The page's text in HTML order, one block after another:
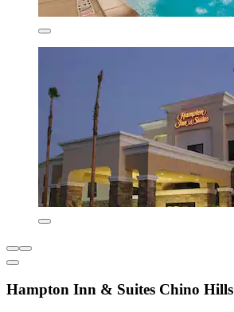
Hampton Inn & Suites Chino Hills